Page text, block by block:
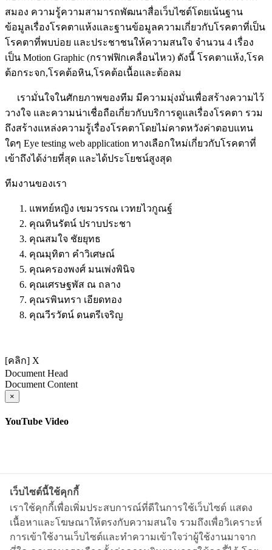
สมอง ความรู้ความสามารถพัฒนาสื่อเว็บไซต์โดยเน้นฐาน
ข้อมูลเรื่องโรคตาแห้งและฐานข้อมูลความเกี่ยวกับโรคตาที่เป็น
โรคตาที่พบบ่อย และประชาชนให้ความสนใจ จำนวน 4 เรื่อง
เป็น Motion Graphic (กราฟฟิกเคลื่อนไหว) ดังนี้ โรคตาแห้ง,โรค
ต้อกระจก,โรคต้อหิน,โรคต้อเนื้อและต้อลม
เรามั่นใจในศักยภาพของทีม มีความมุ่งมั่นเพื่อสร้างความไว้
วางใจ และความน่าเชื่อถือเกี่ยวกับบริการดูแลเรื่องโรคตา รวม
ถึงสร้างแหล่งความรู้เรื่องโรคตาโดยไม่คาดหวังค่าตอบแทน
ใดๆ Eye testing web application ทางเลือกใหม่เกี่ยวกับโรคตาที่
เข้าถึงได้ง่ายที่สุด และได้ประโยชน์สูงสุด
ทีมงานของเรา
แพทย์หญิง เขมวรรณ เวทยไวกูณฐ์
คุณทินรัตน์ ปราบประชา
คุณสมใจ ชัยยุทธ
คุณมุทิตา คำวิเศษณ์
คุณครองพงศ์ มนเพ่งพินิจ
คุณเศรษฐพัส ณ ถลาง
คุณรพินทรา เอียดทอง
คุณวีรวัตน์ ดนตรีเจริญ
[คลิก] X
Document Head
Document Content
×
YouTube Video
เว็บไซต์นี้ใช้คุกกี้
เราใช้คุกกี้เพื่อเพิ่มประสบการณ์ที่ดีในการใช้เว็บไซต์ แสดง
เนื้อหาและโฆษณาให้ตรงกับความสนใจ รวมถึงเพื่อวิเคราะห์
การเข้าใช้งานเว็บไซต์และทำความเข้าใจว่าผู้ใช้งานมาจาก